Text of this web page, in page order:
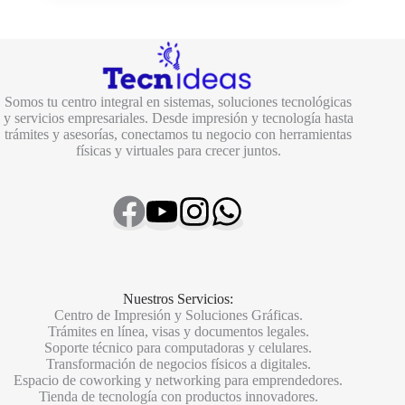
Somos tu centro integral en sistemas, soluciones tecnológicas
y servicios empresariales. Desde impresión y tecnología hasta
trámites y asesorías, conectamos tu negocio con herramientas
físicas y virtuales para crecer juntos.
Nuestros Servicios:
Centro de Impresión y Soluciones Gráficas.
Trámites en línea, visas y documentos legales.
Soporte técnico para computadoras y celulares.
Transformación de negocios físicos a digitales.
Espacio de coworking y networking para emprendedores.
Tienda de tecnología con productos innovadores.